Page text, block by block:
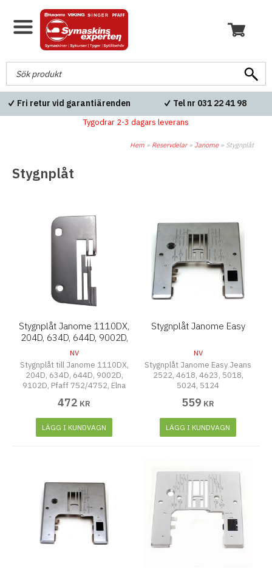
Fri retur vid garantiärenden Tel nr 031 22 41 98
Tygodrar 2-3 dagars leverans
Hem » Reservdelar» Janome» Stygnplåt
Stygnplåt
Stygnplåt Janome 1110DX,
204D, 634D, 644D, 9002D,
9102D mm
NV
Stygnplåt till Janome 1110DX,
204D, 634D, 644D, 9002D,
9102D, Pfaff 752/4752, Elna
472 KR
LÄGG I KUNDVAGN
Stygnplåt Janome Easy
NV
Stygnplåt Janome Easy Jeans
2522, 4618, 4623, 5018,
5024, 5124
559 KR
LÄGG I KUNDVAGN